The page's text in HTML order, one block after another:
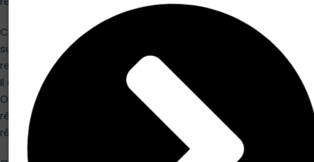
Comme le confirment plusieurs études (envoyés par mail
sur demande), les microperforations de la brossette la
rendent sujette à une contamination bactérienne certaine.
Il est difficile de nettoyer correctement une brossette
Oral-B. Cependant, pour limiter les risques de
réensemencement des bactéries délogées la veille, utilisez
régulièrement
le nettoyant Redesept